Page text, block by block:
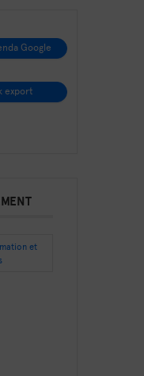
Google
export
et